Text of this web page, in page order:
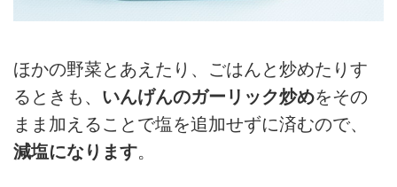
ほかの野菜とあえたり、ごはんと炒めたりす
るときも、 いんげんのガーリック炒めをその
まま加えることで塩を追加せずに済むので、
減塩になります。